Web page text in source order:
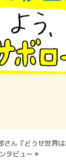
さん『どうせ世界
タビュー＊